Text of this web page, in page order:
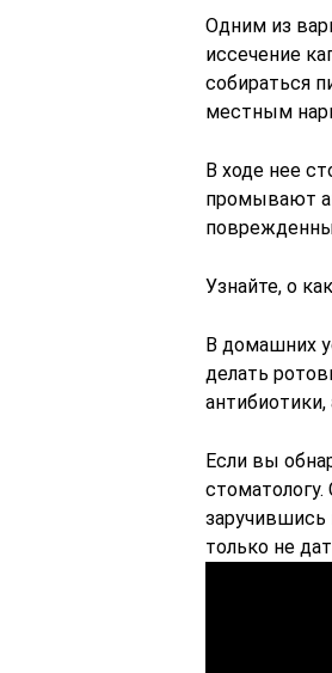
Одним из
иссечение
собираться
местным
В ходе нее
промывают
Узнайте, о
В домашних
делать
Если вы
заручившись
только не